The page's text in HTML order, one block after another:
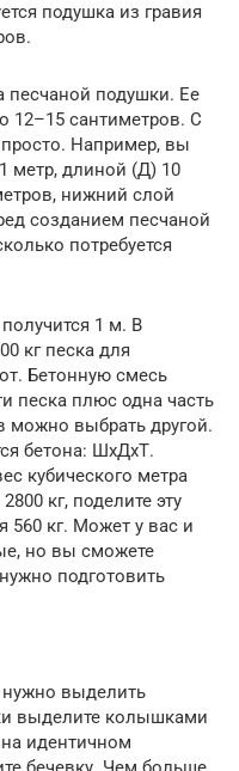
подушка из гравия
песчаной подушки. Ее
12–15 сантиметров. С
Например, вы
метр, длиной (Д) 10
нижний слой
созданием песчаной
потребуется
1 м. В
кг песка для
Бетонную смесь
песка плюс одна часть
можно выбрать другой.
бетона: ШхДхТ.
кубического метра
кг, поделите эту
560 кг. Может у вас и
но вы сможете
подготовить
нужно выделить
выделите колышками
идентичном